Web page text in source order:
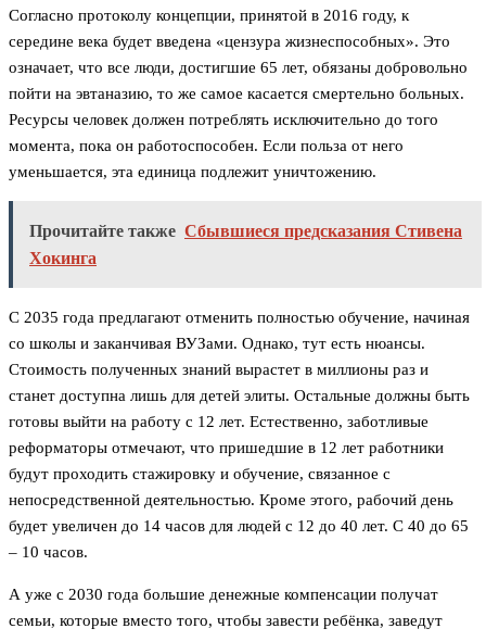
Согласно протоколу концепции, принятой в 2016 году, к
середине века будет введена «цензура жизнеспособных». Это
означает, что все люди, достигшие 65 лет, обязаны добровольно
пойти на эвтаназию, то же самое касается смертельно больных.
Ресурсы человек должен потреблять исключительно до того
момента, пока он работоспособен. Если польза от него
уменьшается, эта единица подлежит уничтожению.
Прочитайте также Сбывшиеся предсказания Стивена
Хокинга
С 2035 года предлагают отменить полностью обучение, начиная
со школы и заканчивая ВУЗами. Однако, тут есть нюансы.
Стоимость полученных знаний вырастет в миллионы раз и
станет доступна лишь для детей элиты. Остальные должны быть
готовы выйти на работу с 12 лет. Естественно, заботливые
реформаторы отмечают, что пришедшие в 12 лет работники
будут проходить стажировку и обучение, связанное с
непосредственной деятельностью. Кроме этого, рабочий день
будет увеличен до 14 часов для людей с 12 до 40 лет. С 40 до 65
– 10 часов.
А уже с 2030 года большие денежные компенсации получат
семьи, которые вместо того, чтобы завести ребёнка, заведут